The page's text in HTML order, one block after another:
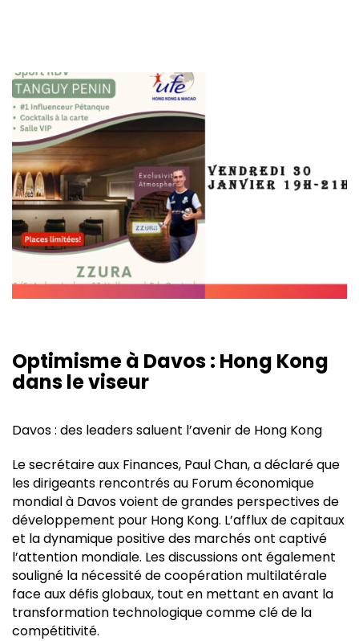
Optimisme à Davos : Hong Kong
dans le viseur
Davos : des leaders saluent l’avenir de Hong Kong
Le secrétaire aux Finances, Paul Chan, a déclaré que
les dirigeants rencontrés au Forum économique
mondial à Davos voient de grandes perspectives de
développement pour Hong Kong. L’afflux de capitaux
et la dynamique positive des marchés ont captivé
l’attention mondiale. Les discussions ont également
souligné la nécessité de coopération multilatérale
face aux défis globaux, tout en mettant en avant la
transformation technologique comme clé de la
compétitivité.